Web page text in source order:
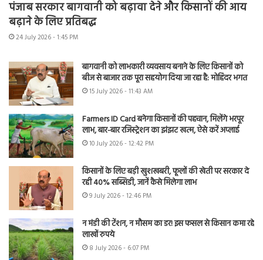
पंजाब सरकार बागवानी को बढ़ावा देने और किसानों की आय
बढ़ाने के लिए प्रतिबद्ध
24 July 2026 - 1:45 PM
बागवानी को लाभकारी व्यवसाय बनाने के लिए किसानों को
बीज से बाजार तक पूरा सहयोग दिया जा रहा है: मोहिंदर भगत
15 July 2026 - 11:43 AM
Farmers ID Card बनेगा किसानों की पहचान, मिलेंगे भरपूर
लाभ, बार-बार रजिस्ट्रेशन का झंझट खत्म, ऐसे करें अप्लाई
10 July 2026 - 12:42 PM
किसानों के लिए बड़ी खुशखबरी, फूलों की खेती पर सरकार दे
रही 40% सब्सिडी, जानें कैसे मिलेगा लाभ
9 July 2026 - 12:46 PM
न मंडी की टेंशन, न मौसम का डर! इस फसल से किसान कमा रहे
लाखों रुपये
8 July 2026 - 6:07 PM